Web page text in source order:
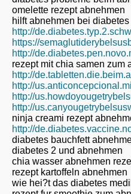
omelette rezept abnehmen
hilft abnehmen bei diabetes
http://
https://
http://
rezept mit chia samen zum
http://
http://
http://
http://
ninja creami rezept
http://
diabetes bauchfett
diabetes 2 und abnehmen
chia wasser abnehmen
rezept kartoffeln abnehmen
wie hei?t das diabetes